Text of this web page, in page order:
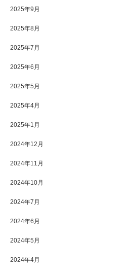
2025年9月
2025年8月
2025年7月
2025年6月
2025年5月
2025年4月
2025年1月
2024年12月
2024年11月
2024年10月
2024年7月
2024年6月
2024年5月
2024年4月